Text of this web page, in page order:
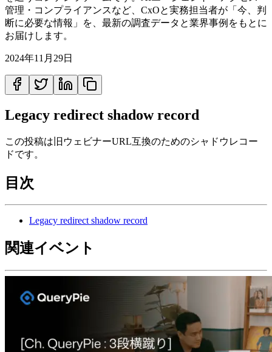
管理・コンプライアンスなど、CxOと実務担当者が「今、判
断に必要な情報」を、最新の調査データと業界事例をもとに
お届けします。
2024年11月29日
Legacy redirect shadow record
この投稿は旧ウェビナーURL互換のためのシャドウレコー
ドです。
目次
Legacy redirect shadow record
関連イベント